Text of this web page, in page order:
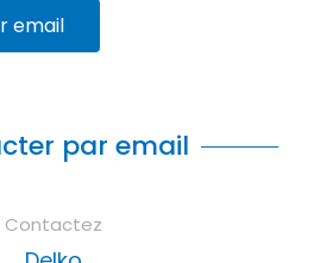
email
par email
Contactez